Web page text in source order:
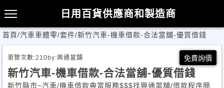
日用百貨供應商和製造商
首頁/汽車車體零/套件/新竹汽車-機車借款-合法當舖-優質借錢
瀏覽次數:210by:興通當舖 免費詢價
新竹汽車-機車借款-合法當舖-優質借錢
新竹縣市~汽車/機車借款典當服務$$$找興通當舖/借款程序簡